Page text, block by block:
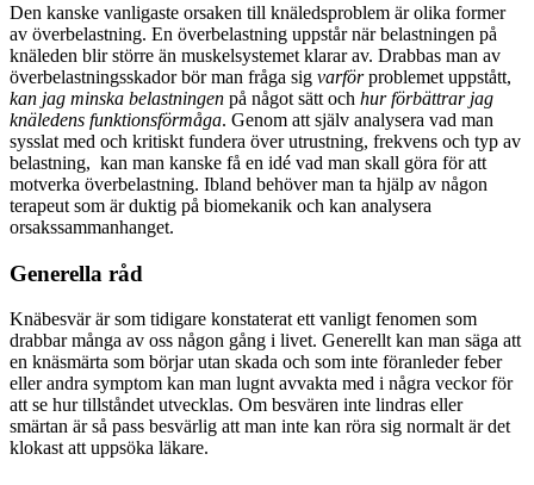
Den kanske vanligaste orsaken till knäledsproblem är olika former
av överbelastning. En överbelastning uppstår när belastningen på
knäleden blir större än muskelsystemet klarar av. Drabbas man av
överbelastningsskador bör man fråga sig varförproblemet uppstått,
kan jag minska belastningen på något sätt och hur förbättrar jag
knäledens funktionsförmåga. Genom att själv analysera vad man
sysslat med och kritiskt fundera över utrustning, frekvens och typ av
belastning, kan man kanske få en idé vad man skall göra för att
motverka överbelastning. Ibland behöver man ta hjälp av någon
terapeut som är duktig på biomekanik och kan analysera
orsakssammanhanget.
Generella råd
Knäbesvär är som tidigare konstaterat ett vanligt fenomen som
drabbar många av oss någon gång i livet. Generellt kan man säga att
en knäsmärta som börjar utan skada och som inte föranleder feber
eller andra symptom kan man lugnt avvakta med i några veckor för
att se hur tillståndet utvecklas. Om besvären inte lindras eller
smärtan är så pass besvärlig att man inte kan röra sig normalt är det
klokast att uppsöka läkare.